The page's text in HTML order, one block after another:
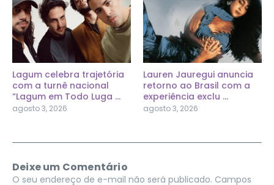
Lagum celebra trajetória
com a turnê nacional
“Lagum em Todo Luga ...
agosto 3, 2026
Lauren Jauregui anuncia
retorno ao Brasil com a
experiência exclu ...
agosto 3, 2026
Deixe um Comentário
O seu endereço de e-mail não será publicado. Campos